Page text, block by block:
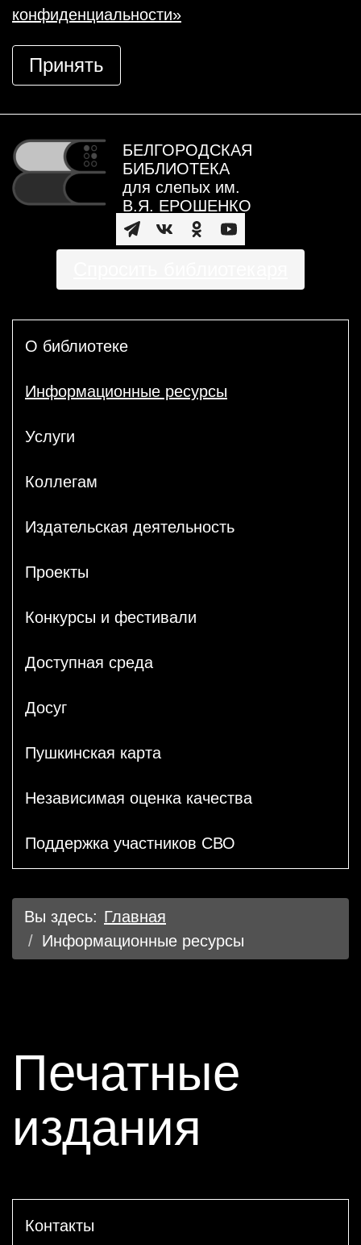
конфиденциальности»
Принять
БЕЛГОРОДСКАЯ
БИБЛИОТЕКА
для слепых им.
В.Я. ЕРОШЕНКО
О библиотеке
Информационные ресурсы
Услуги
Коллегам
Издательская деятельность
Проекты
Конкурсы и фестивали
Доступная среда
Досуг
Пушкинская карта
Независимая оценка качества
Поддержка участников СВО
Вы здесь: Главная
Информационные ресурсы
Печатные
издания
Контакты